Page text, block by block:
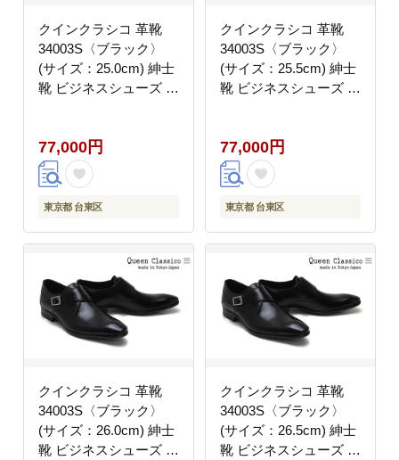
クインクラシコ 革靴
34003S〈ブラック〉
(サイズ：25.0cm) 紳士
靴 ビジネスシューズ モ
77,000円
東京都 台東区
クインクラシコ 革靴
34003S〈ブラック〉
(サイズ：25.5cm) 紳士
靴 ビジネスシューズ モ
77,000円
東京都 台東区
クインクラシコ 革靴
34003S〈ブラック〉
(サイズ：26.0cm) 紳士
靴 ビジネスシューズ モ
クインクラシコ 革靴
34003S〈ブラック〉
(サイズ：26.5cm) 紳士
靴 ビジネスシューズ モ